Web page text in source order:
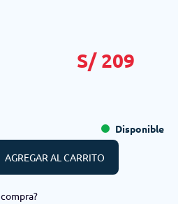
S/ 209
Disponible
AGREGAR AL CARRITO